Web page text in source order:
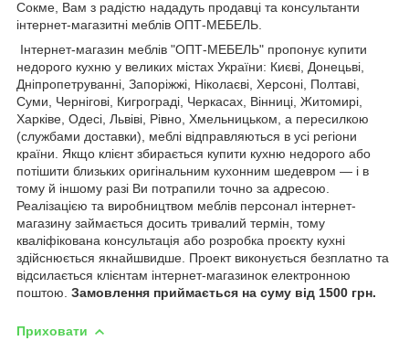
Сокме, Вам з радістю нададуть продавці та консультанти
інтернет-магазитні меблів ОПТ-МЕБЕЛЬ.
Інтернет-магазин меблів "ОПТ-МЕБЕЛЬ" пропонує купити
недорого кухню у великих містах України: Києві, Донецьві,
Дніпропетруванні, Запоріжжі, Ніколаєві, Херсоні, Полтаві,
Суми, Чернігові, Кигрограді, Черкасах, Вінниці, Житомирі,
Харківе, Одесі, Львіві, Рівно, Хмельницьком, а пересилкою
(службами доставки), меблі відправляються в усі регіони
країни. Якщо клієнт збирається купити кухню недорого або
потішити близьких оригінальним кухонним шедевром — і в
тому й іншому разі Ви потрапили точно за адресою.
Реалізацією та виробництвом меблів персонал інтернет-
магазину займається досить тривалий термін, тому
кваліфікована консультація або розробка проєкту кухні
здійснюється якнайшвидше. Проект виконується безплатно та
відсилається клієнтам інтернет-магазинок електронною
поштою. Замовлення приймається на суму від 1500 грн.
Приховати